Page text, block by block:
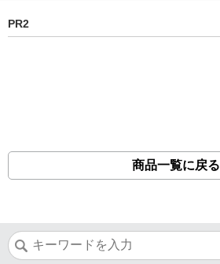
PR2
商品一覧に戻る